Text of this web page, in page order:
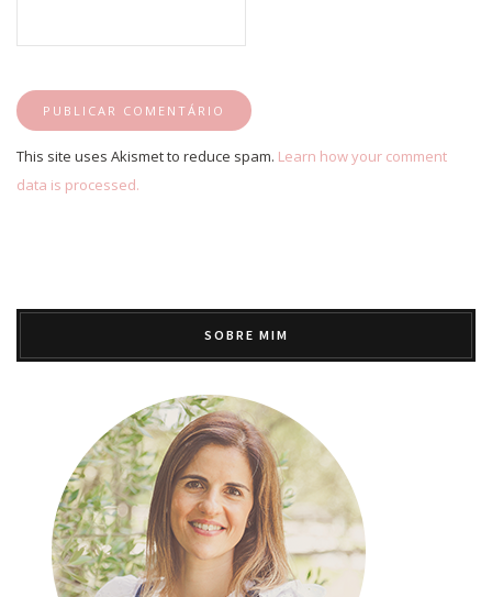
This site uses Akismet to reduce spam. Learn how your comment
data is processed.
SOBRE MIM